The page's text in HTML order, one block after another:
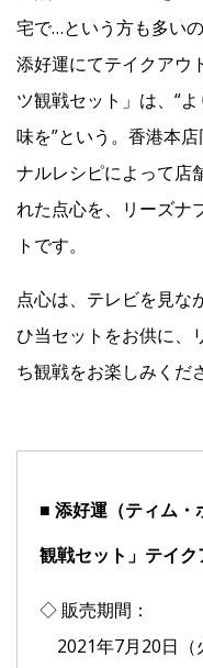
宅で…という方も多い
添好運にてテイクアウ
ツ観戦セット」は、“
味を”という。香港本
ナルレシピによって店
れた点心を、リーズナ
トです。
点心は、テレビを見な
ひ当セットをお供に、
ち観戦をお楽しみくだ
■ 添好運（ティム・
観戦セット」テイ
◇ 販売期間：
2021年7月20日（